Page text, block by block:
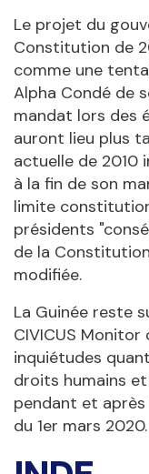
Le projet du
Constitution de
comme une
Alpha Condé de
mandat lors des
auront lieu plus
actuelle de 2010
à la fin de son
limite
présidents
de la
modifiée.
La Guinée reste
CIVICUS Monitor
inquiétudes
droits humains
pendant et
du 1er mars 2020.